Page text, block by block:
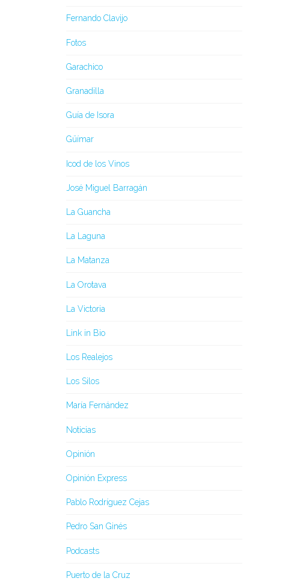
Fernando Clavijo
Fotos
Garachico
Granadilla
Guía de Isora
Güímar
Icod de los Vinos
José Miguel Barragán
La Guancha
La Laguna
La Matanza
La Orotava
La Victoria
Link in Bio
Los Realejos
Los Silos
María Fernández
Noticias
Opinión
Opinión Express
Pablo Rodríguez Cejas
Pedro San Ginés
Podcasts
Puerto de la Cruz